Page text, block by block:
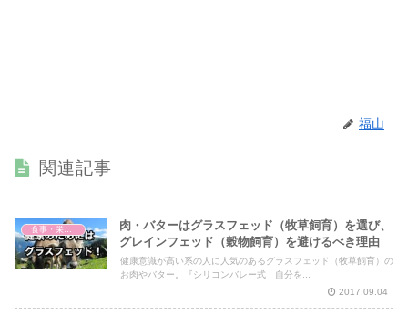
福山
関連記事
肉・バターはグラスフェッド（牧草飼育）を選び、
グレインフェッド（穀物飼育）を避けるべき理由
健康意識が高い系の人に人気のあるグラスフェッド（牧草飼育）の
お肉やバター。『シリコンバレー式 自分を...
2017.09.04